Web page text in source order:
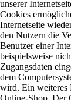
unserer
Cookies
Internetseite
den Nutzern die
Benutzer einer
beispielsweise
Zugangsdaten
dem
wird. Ein weiteres
Online-Shop. Der